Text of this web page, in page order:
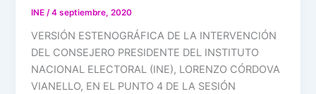
INE/4 septiembre, 2020
VERSIÓN ESTENOGRÁFICA DE LA INTERVENCIÓN
DEL CONSEJERO PRESIDENTE DEL INSTITUTO
NACIONAL ELECTORAL (INE), LORENZO CÓRDOVA
VIANELLO, EN EL PUNTO 4 DE LA SESIÓN